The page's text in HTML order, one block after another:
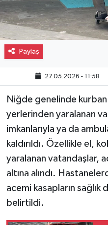
Paylaş
27.05.2026 - 11:58
Niğde genelinde kurban
yerlerinden yaralanan
imkanlarıyla ya da
kaldırıldı. Özellikle el,
yaralanan vatandaşlar,
altına alındı.
acemi kasapların sağlık
belirtildi.